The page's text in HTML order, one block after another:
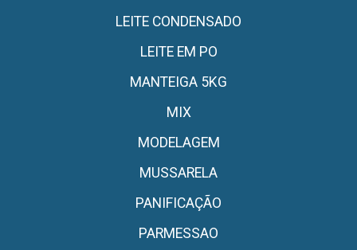
LEITE CONDENSADO
LEITE EM PO
MANTEIGA 5KG
MIX
MODELAGEM
MUSSARELA
PANIFICAÇÃO
PARMESSAO